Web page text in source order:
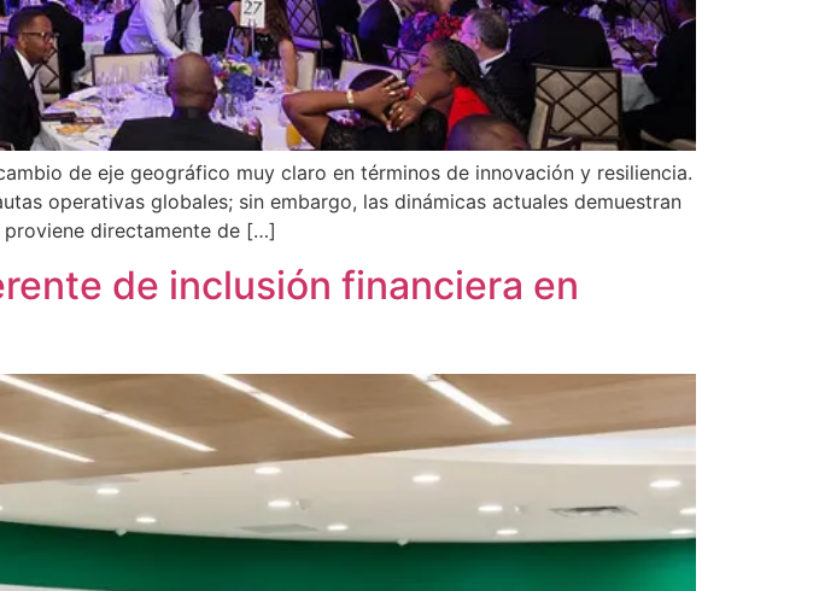
de eje geográfico muy claro en términos de innovación y resiliencia.
operativas globales; sin embargo, las dinámicas actuales demuestran
directamente de […]
de inclusión financiera en